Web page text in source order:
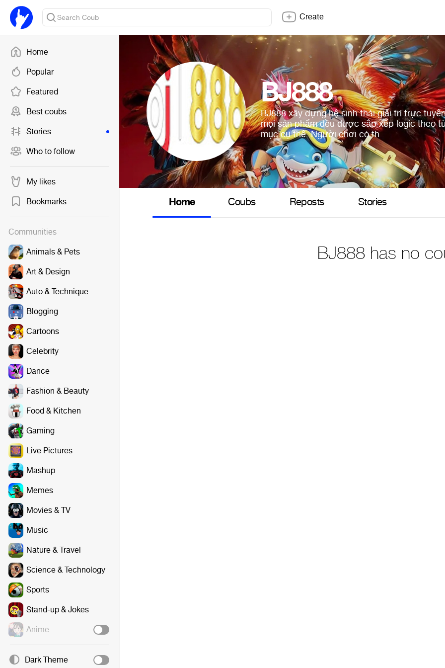
Home
Popular
Featured
Best coubs
Stories
Who to follow
My likes
Bookmarks
Communities
Animals & Pets
Art & Design
Auto & Technique
Blogging
Cartoons
Celebrity
Dance
Fashion & Beauty
Food & Kitchen
Gaming
Live Pictures
Mashup
Memes
Movies & TV
Music
Nature & Travel
Science & Technology
Sports
Stand-up & Jokes
Anime
Dark Theme
Create
BJ888
BJ888 xây dựng hệ sinh thái giải trí trực
mọi sản phẩm đều được sắp xếp logic theo
mục cụ thể. Người chơi có th
Home Coubs Reposts Stories
BJ888 has no